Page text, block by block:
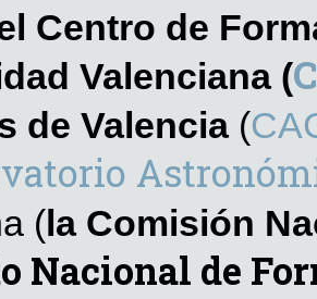
Centro de
Valenciana (
de Valencia (
(la Comisión
Nacional de